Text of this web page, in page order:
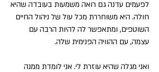
לפעמים עדנה גם רואה משמעות בעובדה שהיא
חולה. היא משוחררת מכל עול של ניהול החיים
השוטפים, ומתאפשר לה להיות הרבה עם
עצמה, עם ההוויה הפנימית שלה.
ואני מגלה שהיא עוזרת לי. אני לומדת ממנה